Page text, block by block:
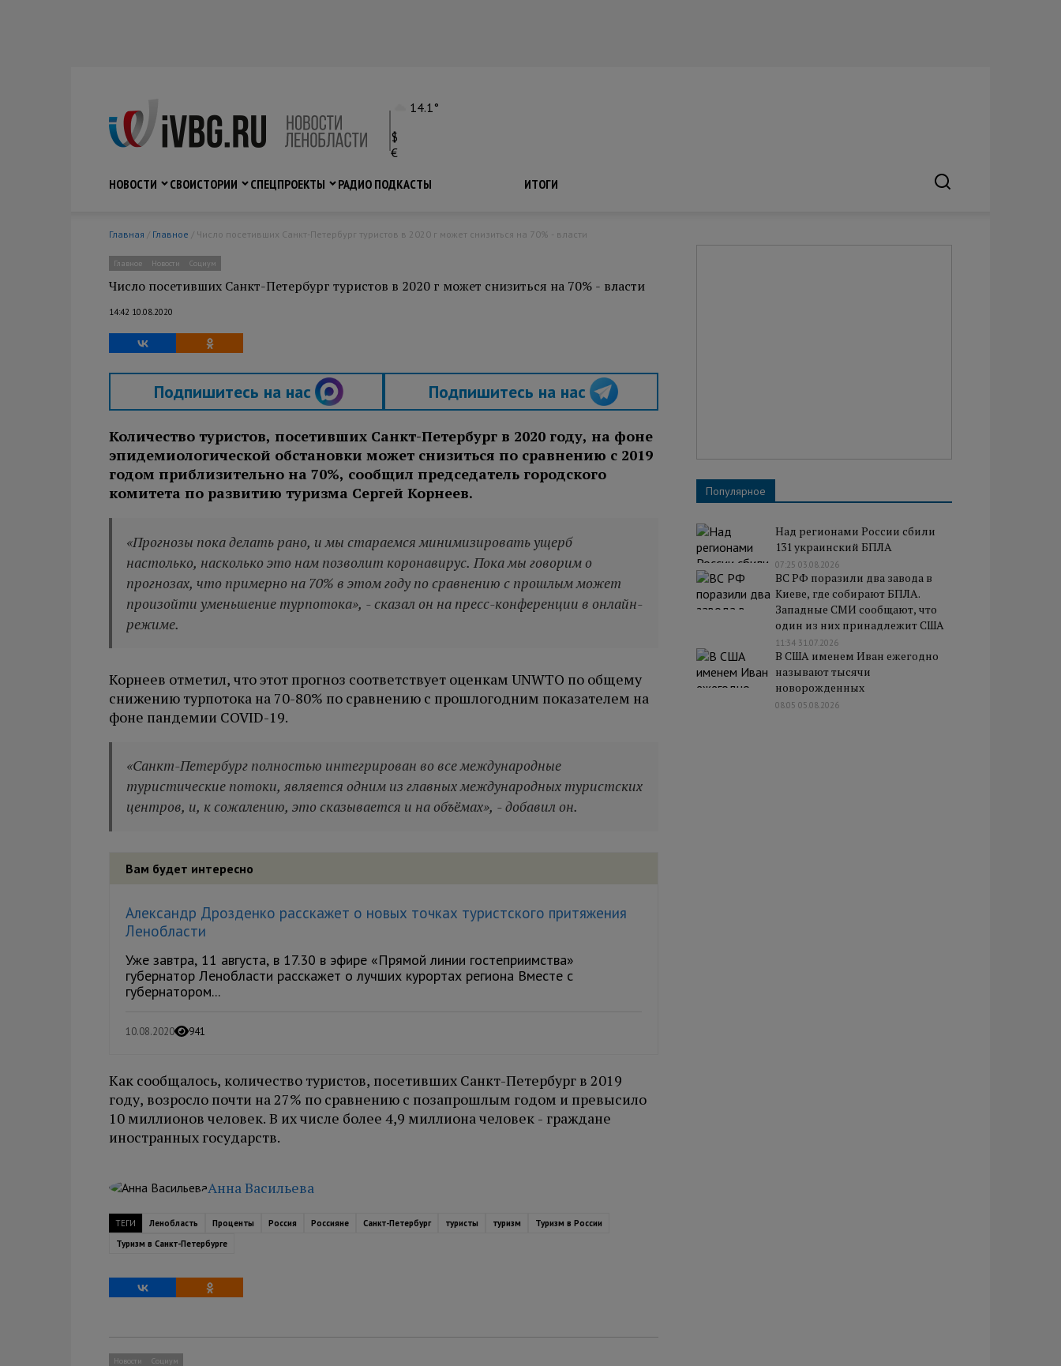
14.1°
$
€
НОВОСТИ
СВОИСТОРИИ СПЕЦПРОЕКТЫ РАДИО ПОДКАСТЫ ИТОГИ
Главная / Главное / Число посетивших Санкт-Петербург туристов в 2020 г может снизиться на 70% - власти
Главное Новости Социум
Число посетивших Санкт-Петербург туристов в 2020 г может снизиться на 70% - власти
14:42 10.08.2020
Подпишитесь на нас Подпишитесь на нас
Количество туристов, посетивших Санкт-Петербург в 2020 году, на фоне
эпидемиологической обстановки может снизиться по сравнению с 2019
годом приблизительно на 70%, сообщил председатель городского
комитета по развитию туризма Сергей Корнеев.
«Прогнозы пока делать рано, и мы стараемся минимизировать ущерб
настолько, насколько это нам позволит коронавирус. Пока мы говорим о
прогнозах, что примерно на 70% в этом году по сравнению с прошлым может
произойти уменьшение турпотока», - сказал он на пресс-конференции в онлайн-
режиме.
Корнеев отметил, что этот прогноз соответствует оценкам UNWTO по общему
снижению турпотока на 70-80% по сравнению с прошлогодним показателем на
фоне пандемии COVID-19.
«Санкт-Петербург полностью интегрирован во все международные
туристические потоки, является одним из главных международных туристских
центров, и, к сожалению, это сказывается и на объёмах», - добавил он.
Вам будет интересно
Александр Дрозденко расскажет о новых точках туристского притяжения
Ленобласти
Уже завтра, 11 августа, в 17.30 в эфире «Прямой линии гостеприимства»
губернатор Ленобласти расскажет о лучших курортах региона Вместе с
губернатором...
10.08.2020 941
Как сообщалось, количество туристов, посетивших Санкт-Петербург в 2019
году, возросло почти на 27% по сравнению с позапрошлым годом и превысило
10 миллионов человек. В их числе более 4,9 миллиона человек - граждане
иностранных государств.
Анна Васильева
ТЕГИ Ленобласть Проценты Россия Россияне Санкт-Петербург туристы туризм
Туризм в России
Туризм в Санкт-Петербурге
Новости Социум
Популярное
Над регионами России сбили
131 украинский БПЛА
07:25 03.08.2026
ВС РФ поразили два завода в
Киеве, где собирают БПЛА.
Западные СМИ сообщают, что
один из них принадлежит США
11:34 31.07.2026
В США именем Иван ежегодно
называют тысячи
новорожденных
08:05 05.08.2026